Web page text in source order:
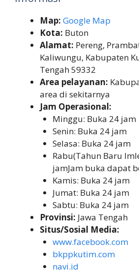
Map: Google Map
Kota: Buton
Alamat: Pereng,
Kaliwungu, Kabupaten
Tengah 59332
Area pelayanan:
area di sekitarnya
Jam Operasional:
Minggu: Buka 24 jam
Senin: Buka 24 jam
Selasa: Buka 24 jam
Rabu(Tahun Baru
jamJam buka dapat
Kamis: Buka 24 jam
Jumat: Buka 24 jam
Sabtu: Buka 24 jam
Provinsi: Jawa Tengah
Situs/Sosial Media:
www.facebook.com
bkppkutim.com
navi.id